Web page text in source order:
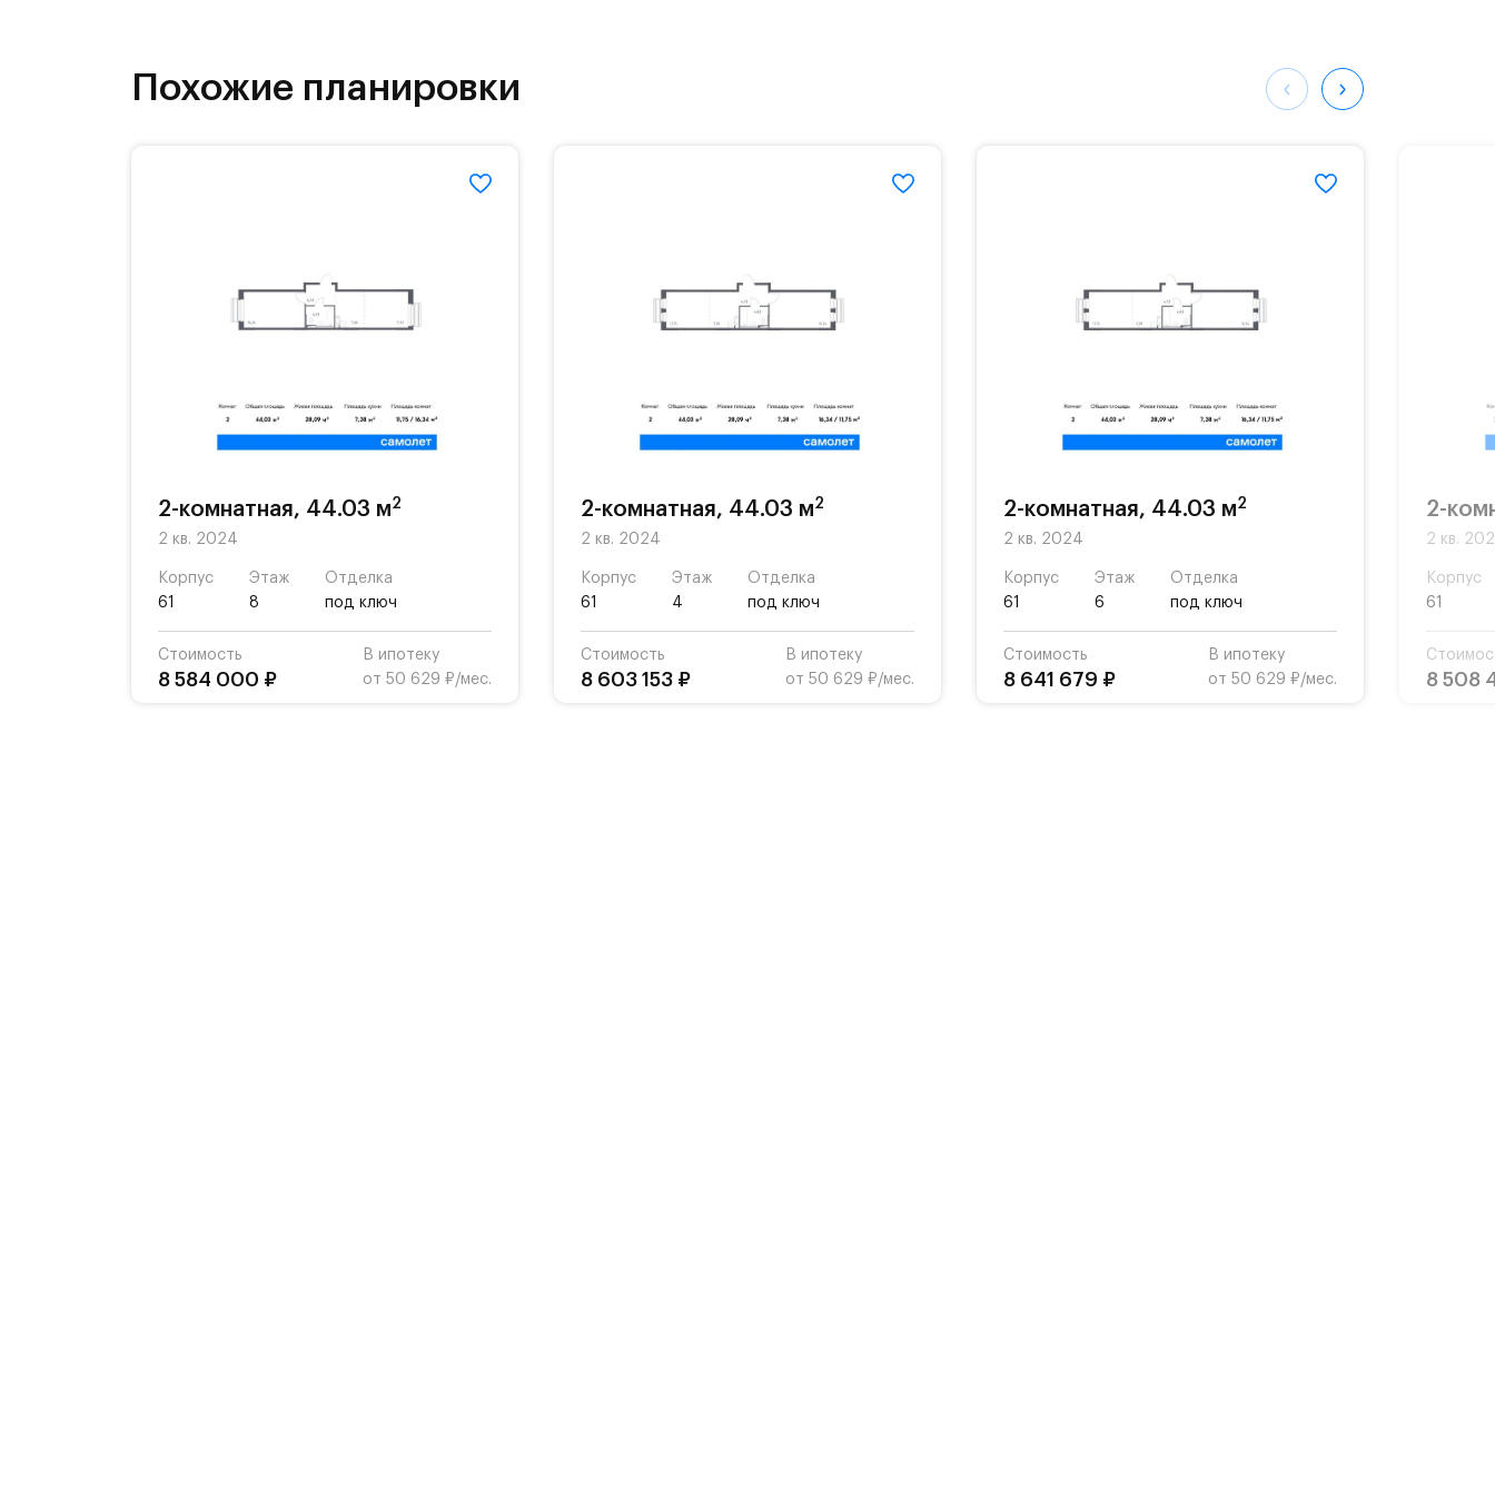
На территории квартала возведут детский сад и школу. Также для наиболее одарённых
детей есть возможность посещения частной гимназии «Жуковка».
Похожие планировки
2-комнатная, 44.03 м2
2 кв. 2024
Корпус
61
Этаж
8
Отделка
под ключ
Стоимость
8 584 000 ₽
В ипотеку
от 50 629 ₽/мес.
2-комнатная, 44.03 м2
2 кв. 2024
Корпус
61
Этаж
4
Отделка
под ключ
Стоимость
8 603 153 ₽
В ипотеку
от 50 629 ₽/мес.
2-комнатная, 44.03 м2
2 кв. 2024
Корпус
61
Этаж
6
Отделка
под ключ
Стоимость
8 641 679 ₽
В ипотеку
от 50 629 ₽/мес.
2-
2 кв.
Корпус
61
8 508